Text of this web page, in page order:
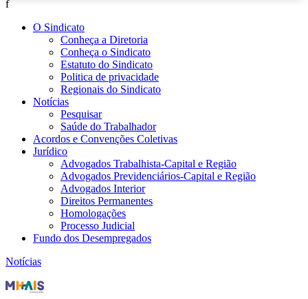
f
O Sindicato
Conheça a Diretoria
Conheça o Sindicato
Estatuto do Sindicato
Politica de privacidade
Regionais do Sindicato
Notícias
Pesquisar
Saúde do Trabalhador
Acordos e Convenções Coletivas
Jurídico
Advogados Trabalhista-Capital e Região
Advogados Previdenciários-Capital e Região
Advogados Interior
Direitos Permanentes
Homologações
Processo Judicial
Fundo dos Desempregados
Notícias
Record